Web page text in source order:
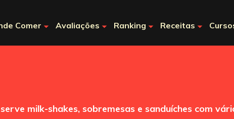
Comer Avaliações Ranking Receitas
milk-shakes, sobremesas e sanduíches com